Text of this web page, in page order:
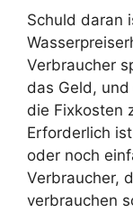
Schuld daran
Verbraucher
das Geld,
die Fixkosten
Erforderlich
oder noch
Verbraucher,
verbrauchen